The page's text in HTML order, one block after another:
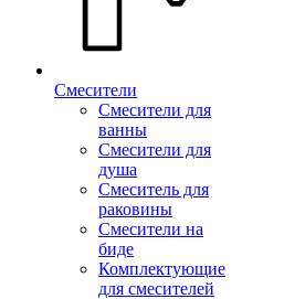
Смесители
Смесители для
ванны
Смесители для
душа
Смеситель для
раковины
Смесители на
биде
Комплектующие
для смесителей